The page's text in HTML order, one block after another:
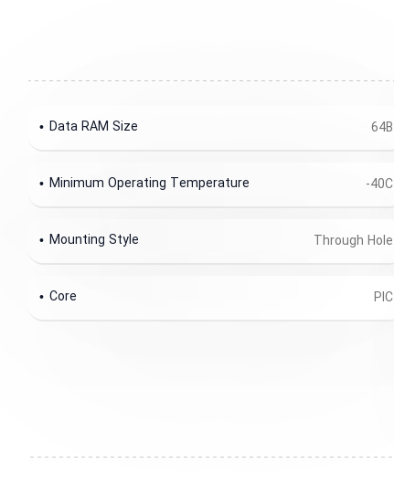
64B
Data RAM Size
-40C
Minimum Operating Temperature
Through Hole
Mounting Style
PIC
Core